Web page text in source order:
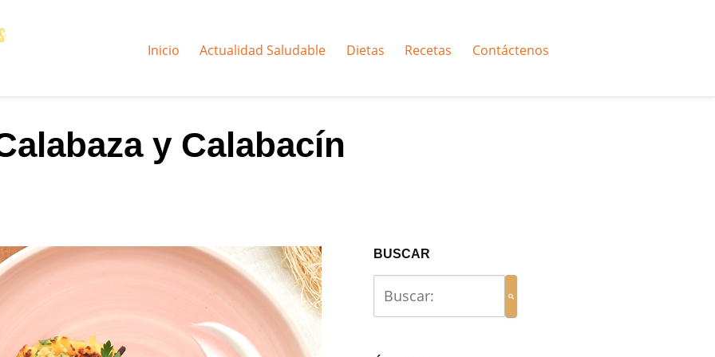
Inicio Actualidad Saludable Dietas Recetas Contáctenos
y Calabacín
BUSCAR